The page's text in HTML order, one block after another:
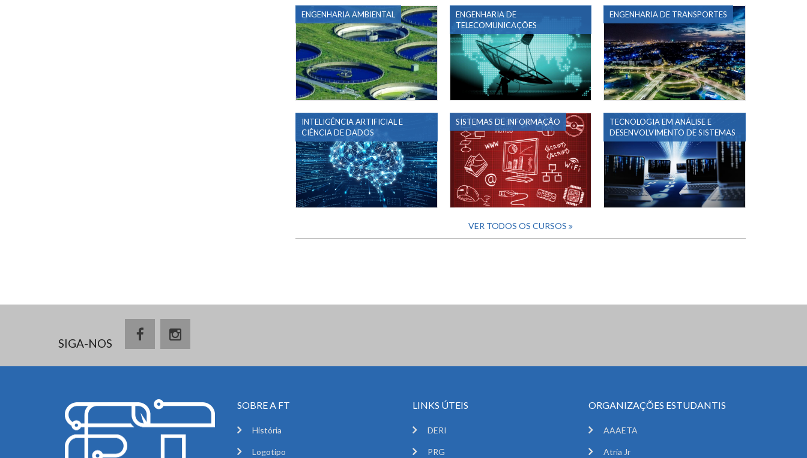
ENGENHARIA AMBIENTAL
ENGENHARIA DE
TELECOMUNICAÇÕES
ENGENHARIA DE TRANSPORTES
INTELIGÊNCIA ARTIFICIAL E
CIÊNCIA DE DADOS
SISTEMAS DE INFORMAÇÃO
TECNOLOGIA EM ANÁLISE E
DESENVOLVIMENTO DE SISTEMAS
VER TODOS OS CURSOS
SIGA-NOS
SOBRE A FT
História
Logotipo
LINKS ÚTEIS
DERI
PRG
ORGANIZAÇÕES ESTUDANTIS
AAAETA
Atria Jr